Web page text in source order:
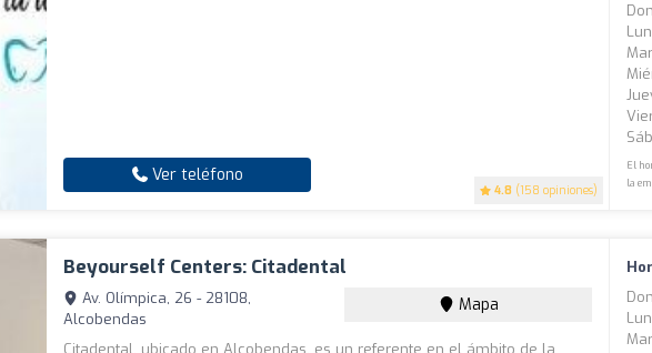
4.8 (158 opiniones)
Ver teléfono
El
la
Beyourself Centers: Citadental
Av. Olímpica, 26 - 28108,
Alcobendas
Mapa